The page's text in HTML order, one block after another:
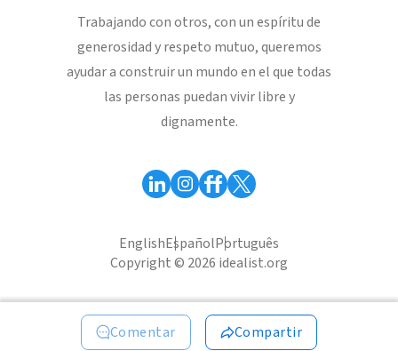
Comentar Compartir
Trabajando con otros, con un espíritu de
generosidad y respeto mutuo, queremos
ayudar a construir un mundo en el que todas
las personas puedan vivir libre y
dignamente.
EnglishEspañolPortuguês
Copyright © 2026 idealist.org